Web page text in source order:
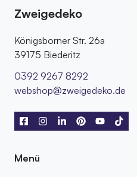
Zweigedeko
Königsborner Str. 26a
39175 Biederitz
0392 9267 8292
webshop@zweigedeko.de
Menü